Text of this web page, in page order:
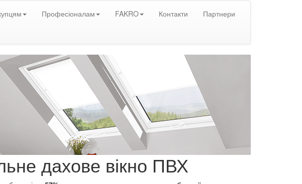
Професіоналам FAKRO Контакти Партнери
дахове вікно ПВХ